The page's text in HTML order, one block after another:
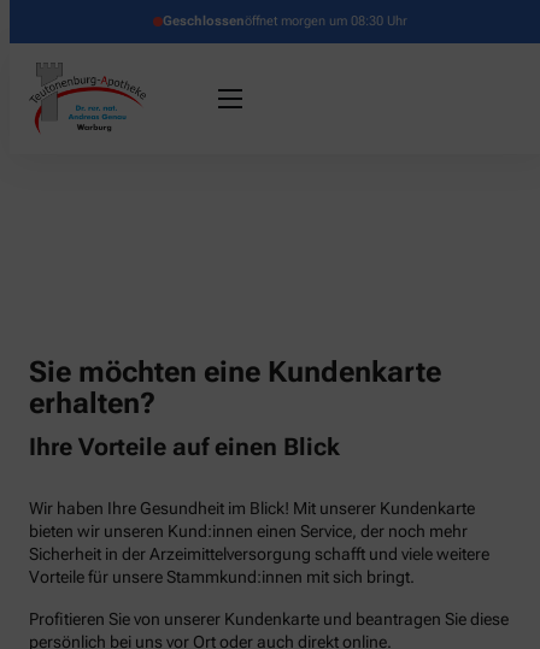
Geschlossenöffnet morgen um 08:30 Uhr
Sie möchten eine Kundenkarte
erhalten?
Ihre Vorteile auf einen Blick
Wir haben Ihre Gesundheit im Blick! Mit unserer Kundenkarte
bieten wir unseren Kund:innen einen Service, der noch mehr
Sicherheit in der Arzeimittelversorgung schafft und viele weitere
Vorteile für unsere Stammkund:innen mit sich bringt.
Profitieren Sie von unserer Kundenkarte und beantragen Sie diese
persönlich bei uns vor Ort oder auch direkt online.